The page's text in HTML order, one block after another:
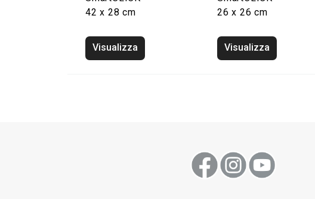
42 x 28 cm
Visualizza
26 x 26 cm
Visualizza